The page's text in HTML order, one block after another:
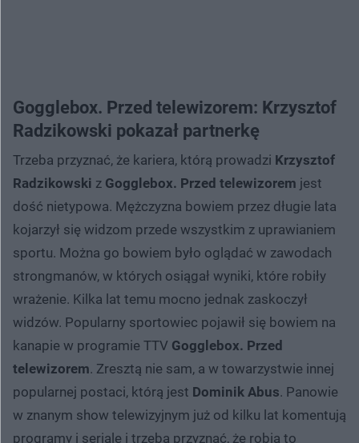
Gogglebox. Przed telewizorem: Krzysztof
Radzikowski pokazał partnerkę
Trzeba przyznać, że kariera, którą prowadzi Krzysztof
Radzikowski z Gogglebox. Przed telewizorem jest
dość nietypowa. Mężczyzna bowiem przez długie lata
kojarzył się widzom przede wszystkim z uprawianiem
sportu. Można go bowiem było oglądać w zawodach
strongmanów, w których osiągał wyniki, które robiły
wrażenie. Kilka lat temu mocno jednak zaskoczył
widzów. Popularny sportowiec pojawił się bowiem na
kanapie w programie TTV Gogglebox. Przed
telewizorem. Zresztą nie sam, a w towarzystwie innej
popularnej postaci, którą jest Dominik Abus. Panowie
w znanym show telewizyjnym już od kilku lat komentują
programy i seriale i trzeba przyznać, że robią to